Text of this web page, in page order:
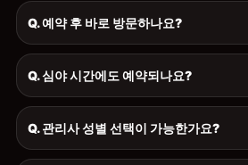
Q. 예약 후 바로 방문하나요?
Q. 심야 시간에도 예약되나요?
Q. 관리사 성별 선택이 가능한가요?